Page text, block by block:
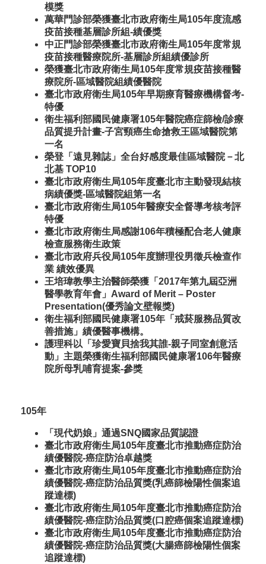
模獎
萬華門診部榮獲臺北市政府衛生局105年度流感
疫苗接種基層診所組-績優獎
中正門診部榮獲臺北市政府衛生局105年度常規
疫苗接種醫療院所-基層診所組績優診所
榮獲臺北市政府衛生局105年度常規疫苗接種醫
療院所-區域醫院組績優醫院
臺北市政府衛生局105年早期療育醫療機構督考-
特優
衛生福利部國民健康署105年醫院癌症篩檢/診療
品質提升計畫-子宮頸癌生命搶救王區域醫院第
一名
榮登「遠見雜誌」全台好感度最佳區域醫院－北
北基 TOP10
臺北市政府衛生局105年度臺北市主動發現結核
病績優獎-區域醫院組第一名
臺北市政府衛生局105年醫療安全督導考核考評
特優
臺北市政府衛生局感謝106年積極配合老人健康
檢查服務衛生政策
臺北市政府兵役局105年度辦理役男徵兵檢查作
業 績效優異
王培瑋教學主治醫師榮獲「2017年第九屆亞洲
醫學教育年會」Award of Merit – Poster
Presentation(優秀論文壁報獎)
衛生福利部國民健康署105年「戒菸服務品質改
善措施」績優醫事機構。
護理科以「珍愛寶貝捨我其誰-親子同室創意活
動」主題榮獲衛生福利部國民健康署106年醫療
院所母乳哺育提案-參獎
105年
「現代奶娘」通過SNQ國家品質認證
臺北市政府衛生局105年度臺北市推動癌症防治
績優醫院-癌症防治卓越獎
臺北市政府衛生局105年度臺北市推動癌症防治
績優醫院-癌症防治品質獎(乳癌篩檢陽性個案追
蹤達標)
臺北市政府衛生局105年度臺北市推動癌症防治
績優醫院-癌症防治品質獎(口腔癌個案追蹤達標)
臺北市政府衛生局105年度臺北市推動癌症防治
績優醫院-癌症防治品質獎(大腸癌篩檢陽性個案
追蹤達標)